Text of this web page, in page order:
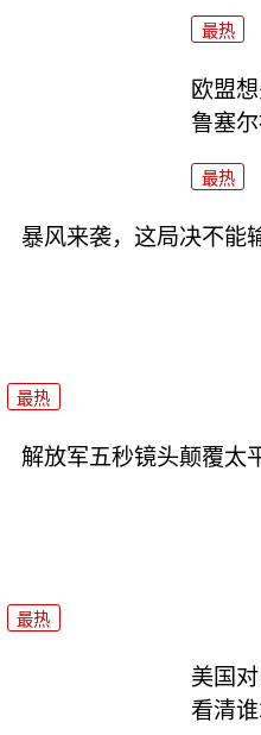
最热
欧盟
鲁塞
最热
暴风来袭，这局决不能
最热
解放军五秒镜头颠覆太
最热
美国
看清